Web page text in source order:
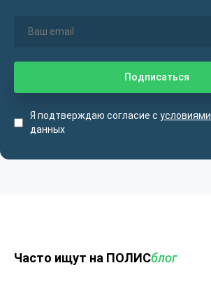
Я подтверждаю согласие с условиями
данных
Часто ищут на ПОЛИСблог